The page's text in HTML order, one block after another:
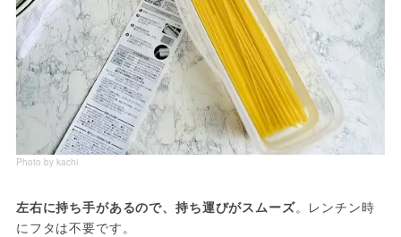
Photo by kachi
左右に持ち手があるので、持ち運びがスムーズ。レンチン時
にフタは不要です。